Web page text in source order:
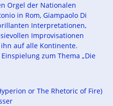
Orgel der Nationalen
in Rom, Giampaolo Di
Interpretationen,
Improvisationen
auf alle Kontinente.
zum Thema „Die
or The Rhetoric of Fire)